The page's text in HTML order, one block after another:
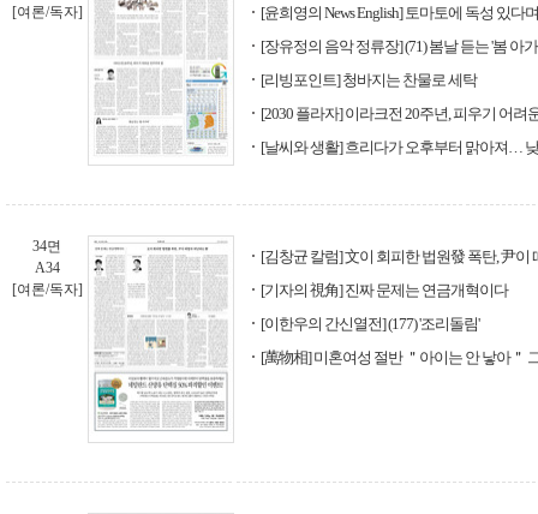
[여론/독자]
[윤희영의 News English] 토마토에 독성 있다
[장유정의 음악 정류장] (71) 봄날 듣는 '봄 아
[리빙포인트] 청바지는 찬물로 세탁
[2030 플라자] 이라크전 20주년, 피우기 어려
[날씨와 생활] 흐리다가 오후부터 맑아져…
34면
A34
[여론/독자]
[김창균 칼럼] 文이 회피한 법원發 폭탄, 尹이
[기자의 視角] 진짜 문제는 연금개혁이다
[이한우의 간신열전] (177) '조리돌림'
[萬物相] 미혼여성 절반 ＂아이는 안 낳아＂